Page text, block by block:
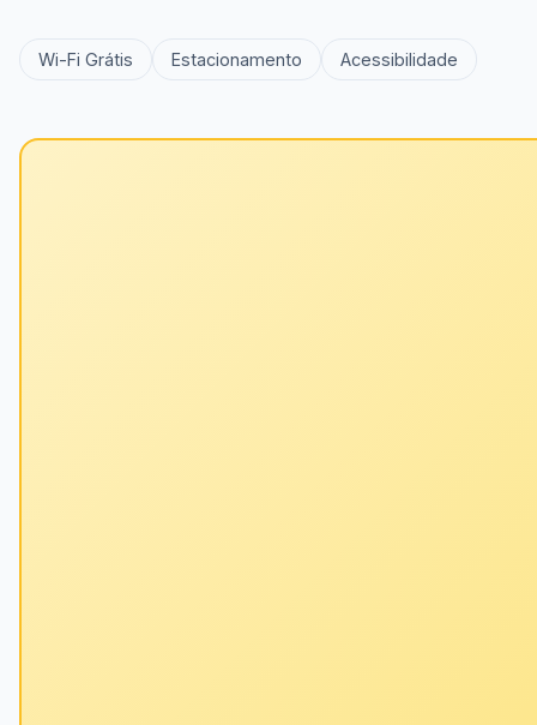
Wi-Fi Grátis Estacionamento Acessibilidade